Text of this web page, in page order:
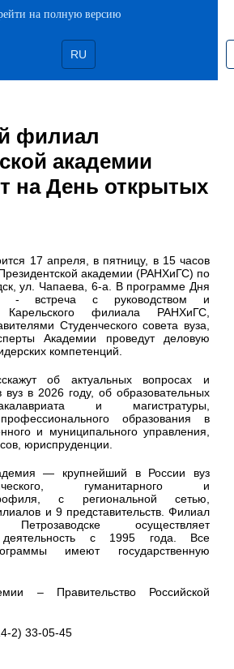
на полную версию
RU
филиал
академии
на День открытых
17 апреля, в пятницу, в 15 часов
академии (РАНХиГС) по
ул. Чапаева, 6-а. В программе Дня
- встреча с руководством и
Карельского филиала РАНХиГС,
Студенческого совета вуза,
Академии проведут деловую
компетенций.
об актуальных вопросах и
в 2026 году, об образовательных
и магистратуры,
образования в
и муниципального управления,
юриспруденции.
— крупнейший в России вуз
гуманитарного и
с региональной сетью,
и 9 представительств. Филиал
осуществляет
деятельность с 1995 года. Все
имеют государственную
– Правительство Российской
2) 33-05-45